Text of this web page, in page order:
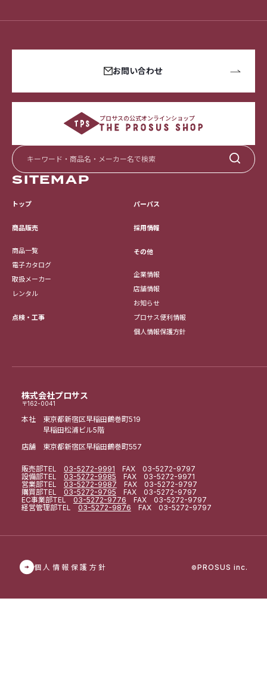
株式会社プロサス
〒162-0041
本社 東京都新宿区早稲田鶴巻町519
早稲田松浦ビル5階
店舗 東京都新宿区早稲田鶴巻町557
販売部TEL 03-5272-9991 FAX 03-5272-9797
設備部TEL 03-5272-9985 FAX 03-5272-9971
営業部TEL 03-5272-9987 FAX 03-5272-9797
購買部TEL 03-5272-9795 FAX 03-5272-9797
EC事業部TEL 03-5272-9776 FAX 03-5272-9797
経営管理部TEL 03-5272-9876 FAX 03-5272-9797
お問い合わせ
プロサスの公式オンラインショップ
SITEMAP
トップ
商品販売
商品一覧
電子カタログ
取扱メーカー
レンタル
点検・工事
パーパス
採用情報
その他
企業情報
店舗情報
お知らせ
プロサス便利情報
個人情報保護方針
個人情報保護方針 ©PROSUS inc.